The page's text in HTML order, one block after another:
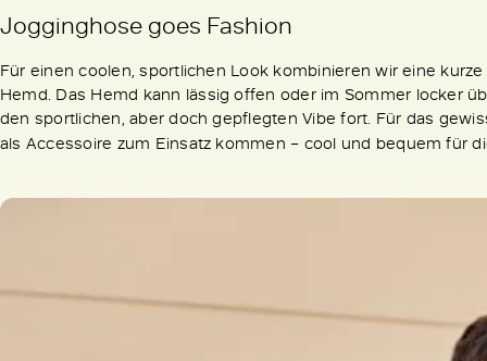
Jogginghose goes Fashion
Für einen coolen, sportlichen Look kombinieren wir eine
Hemd. Das Hemd kann lässig offen oder im Sommer locker
den sportlichen, aber doch gepflegten Vibe fort. Für das
als Accessoire zum Einsatz kommen – cool und bequem für